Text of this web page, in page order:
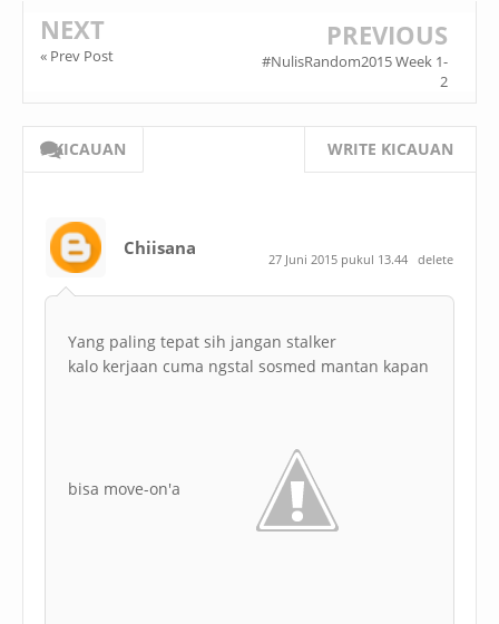
NEXT
« Prev Post
PREVIOUS
#NulisRandom2015 Week 1-
2
8 KICAUAN WRITE KICAUAN
Chiisana
27 Juni 2015 pukul 13.44 delete
Yang paling tepat sih jangan stalker
kalo kerjaan cuma ngstal sosmed mantan kapan
bisa move-on'a